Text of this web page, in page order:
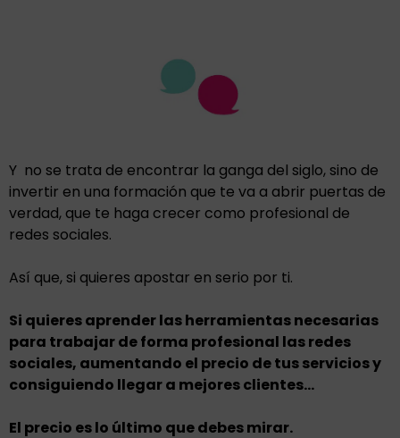
Y no se trata de encontrar la ganga del siglo, sino de
invertir en una formación que te va a abrir puertas de
verdad, que te haga crecer como profesional de
redes sociales.
Así que, si quieres apostar en serio por ti.
Si quieres aprender las herramientas necesarias
para trabajar de forma profesional las redes
sociales, aumentando el precio de tus servicios y
consiguiendo llegar a mejores clientes…
El precio es lo último que debes mirar.